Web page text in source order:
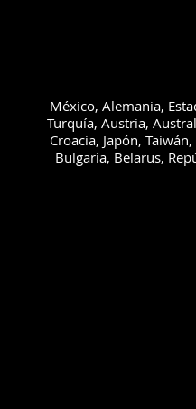
México, Alemania,
Turquía, Austria,
Croacia, Japón,
Bulgaria, Belarus,